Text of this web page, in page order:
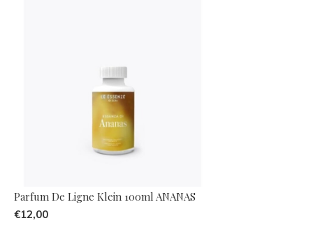
Parfum De Ligne Klein 100ml ANANAS
€12,00